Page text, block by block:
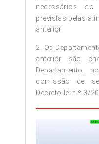
necessários
previstas pelas
anterior.
2. Os
anterior são
Departamento,
comissão de
Decreto-lei n.º 3/